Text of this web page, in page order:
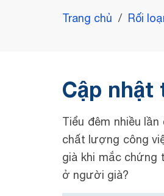
Trang chủ / Rối
Cập
Tiểu đêm nhiều
chất lượng công
già khi mắc chứng
ở người già?